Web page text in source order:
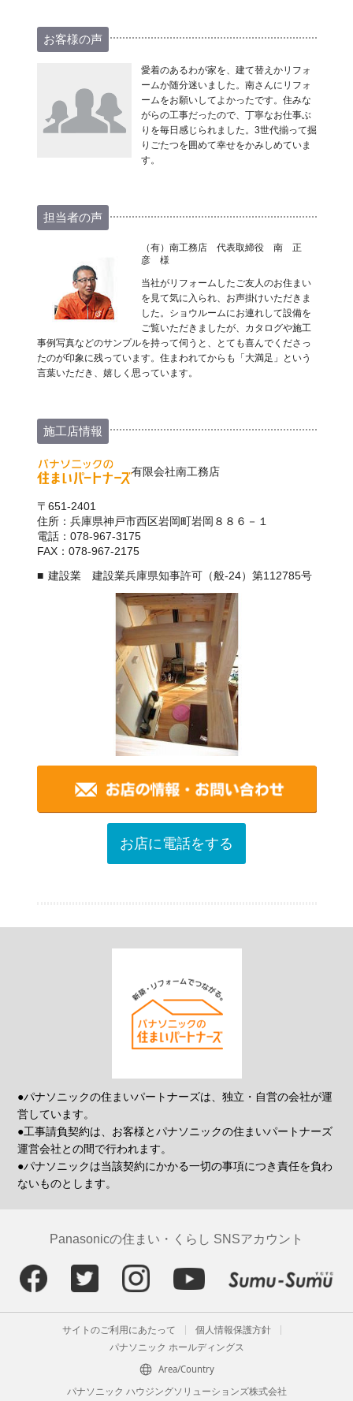
お客様の声
愛着のあるわが家を、建て替えかリフォ
ームか随分迷いました。南さんにリフォ
ームをお願いしてよかったです。住みな
がらの工事だったので、丁寧なお仕事ぶ
りを毎日感じられました。3世代揃って掘
りごたつを囲めて幸せをかみしめていま
す。
担当者の声
（有）南工務店 代表取締役 南 正
彦 様
当社がリフォームしたご友人のお住まい
を見て気に入られ、お声掛けいただきま
した。ショウルームにお連れして設備を
ご覧いただきましたが、カタログや施工
事例写真などのサンプルを持って伺うと、とても喜んでくださっ
たのが印象に残っています。住まわれてからも「大満足」という
言葉いただき、嬉しく思っています。
施工店情報
有限会社南工務店
〒651-2401
住所：兵庫県神戸市西区岩岡町岩岡８８６－１
電話：078-967-3175
FAX：078-967-2175
建設業 建設業兵庫県知事許可（般-24）第112785号
お店に電話をする
●パナソニックの住まいパートナーズは、独立・自営の会社が運
営しています。
●工事請負契約は、お客様とパナソニックの住まいパートナーズ
運営会社との間で行われます。
●パナソニックは当該契約にかかる一切の事項につき責任を負わ
ないものとします。
Panasonicの住まい・くらし SNSアカウント
サイトのご利用にあたって
個人情報保護方針
パナソニック ホールディングス
Area/Country
パナソニック ハウジングソリューションズ株式会社